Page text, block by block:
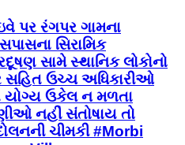
પર રંગપર ગામના
સિરામિક
સામે સ્થાનિક લોકોનો
સહિત ઉચ્ચ અધિકારીઓ
ઉકેલ ન મળતા
નહીં સંતોષાય તો
ચીમકી #Morbi